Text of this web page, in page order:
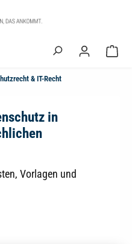
& IT-Recht
in
Vorlagen und